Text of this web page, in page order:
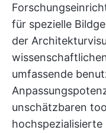
für spezielle
der
umfassende
unschätzbaren